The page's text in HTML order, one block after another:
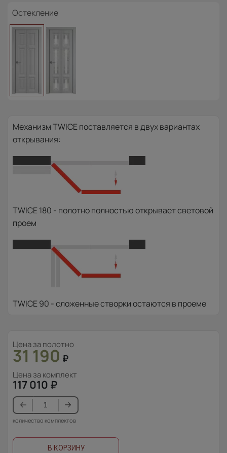
Остекление
Механизм TWICE поставляется в двух вариантах
открывания:
TWICE 180 - полотно полностью открывает световой
проем
TWICE 90 - сложенные створки остаются в проеме
Цена за полотно
31 190 ₽
Цена за комплект
117 010 ₽
количество комплектов
В КОРЗИНУ